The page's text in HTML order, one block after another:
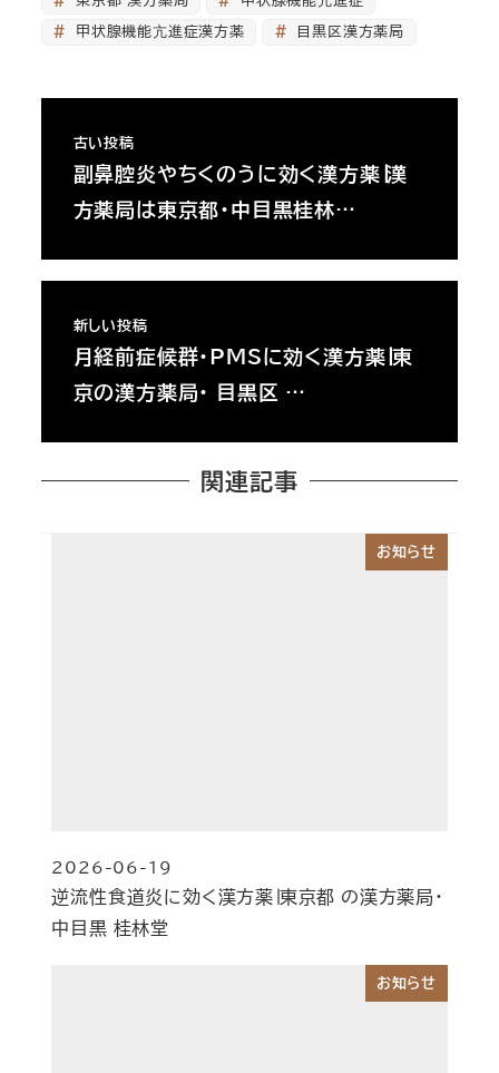
甲状腺機能亢進症漢方薬 目黒区漢方薬局
古い投稿
副鼻腔炎やちくのうに効く漢方薬∣漢
方薬局は東京都・中目黒桂林…
新しい投稿
月経前症候群・PMSに効く漢方薬∣東
京の漢方薬局・ 目黒区 …
関連記事
お知らせ
逆流性食道炎に効く漢方薬∣東京都 の漢方薬局・
中目黒 桂林堂
2026-06-19
お知らせ